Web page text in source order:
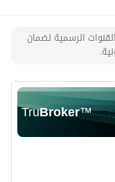
الرسمية لضمان
TruBroker™